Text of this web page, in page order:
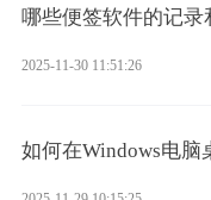
哪些便签软件的记录
2025-11-30 11:51:26
如何在Windows电脑